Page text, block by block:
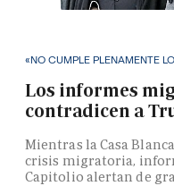
«NO CUMPLE PLENAMENTE
Los informes
contradicen a
Mientras la Casa
crisis migratoria,
Capitolio alertan de